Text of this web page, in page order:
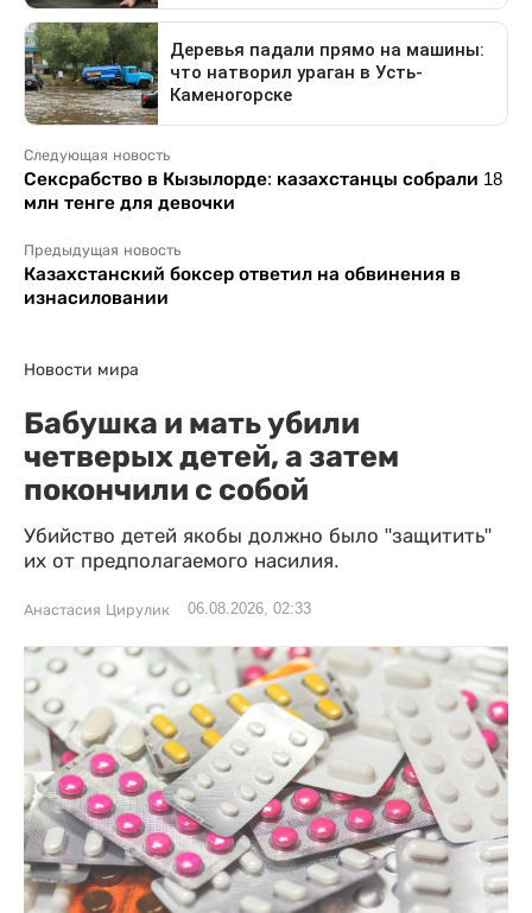
Следующая новость
Сексрабство в Кызылорде: казахстанцы собрали 18
млн тенге для девочки
Предыдущая новость
Казахстанский боксер ответил на обвинения в
изнасиловании
Новости мира
Бабушка и мать убили
четверых детей, а затем
покончили с собой
Убийство детей якобы должно было "защитить"
их от предполагаемого насилия.
Анастасия Цирулик 06.08.2026, 02:33